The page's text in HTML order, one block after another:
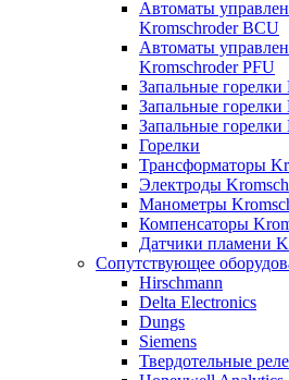
Автоматы
Kromschroder BCU
Автоматы
Kromschroder PFU
Запальные
Запальные
Запальные
Горелки
Трансформаторы
Электроды
Манометры
Компенсаторы
Датчики пламени
Сопутствующее
Hirschmann
Delta Electronics
Dungs
Siemens
Твердотельные реле